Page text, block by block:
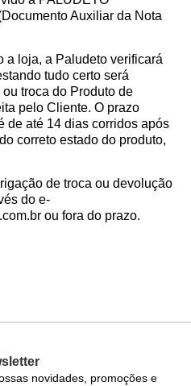
Auxiliar da Nota
a loja, a Paludeto verificará
tudo certo será
troca do Produto de
pelo Cliente. O prazo
de até 14 dias corridos após
correto estado do produto,
de troca ou devolução
do e-
ou fora do prazo.
novidades, promoções e